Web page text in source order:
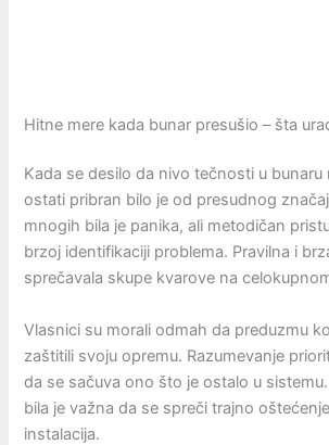
Hitne mere kada bunar presušio – šta
Kada se desilo da nivo tečnosti u bunaru
ostati pribran bilo je od presudnog
mnogih bila je panika, ali metodičan
brzoj identifikaciji problema. Pravilna i
sprečavala skupe kvarove na
Vlasnici su morali odmah da preduzmu
zaštitili svoju opremu. Razumevanje
da se sačuva ono što je ostalo u
bila je važna da se spreči trajno
instalacija.